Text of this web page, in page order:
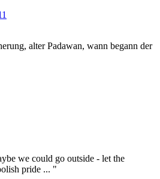
alter Padawan, wann begann der
we could go outside - let the
pride ... "